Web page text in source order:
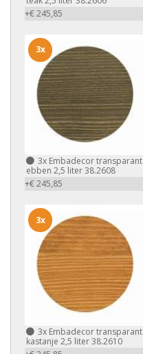
+€ 245,85
3x Embadecor transparant
ebben 2,5 liter 38.2608
+€ 245,85
3x
3x Embadecor transparant
kastanje 2,5 liter 38.2610
3x